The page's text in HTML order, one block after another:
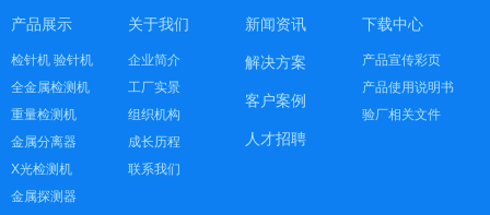
产品展示
检针机 验针机
全金属检测机
重量检测机
金属分离器
X光检测机
金属探测器
关于我们
企业简介
工厂实景
组织机构
成长历程
联系我们
新闻资讯
解决方案
客户案例
人才招聘
下载中心
产品宣传彩页
产品使用说明书
验厂相关文件